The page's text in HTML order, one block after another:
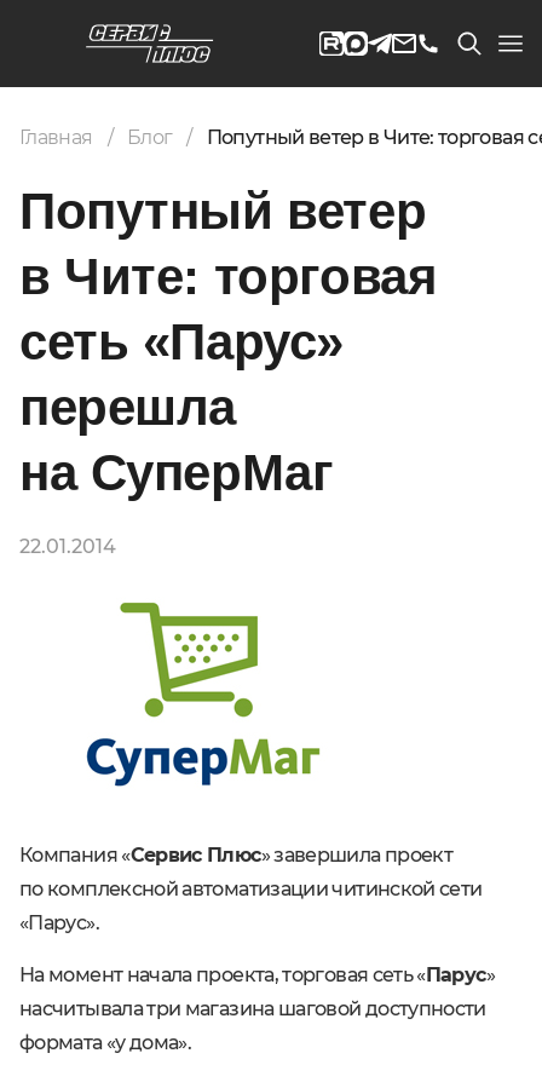
Главная Блог Попутный ветер в Чите: торговая
Попутный ветер
в Чите: торговая
сеть «Парус»
перешла
на СуперМаг
22.01.2014
Компания «Сервис Плюс» завершила проект
по комплексной автоматизации читинской сети
«Парус».
На момент начала проекта, торговая сеть «Парус»
насчитывала три магазина шаговой доступности
формата «у дома».